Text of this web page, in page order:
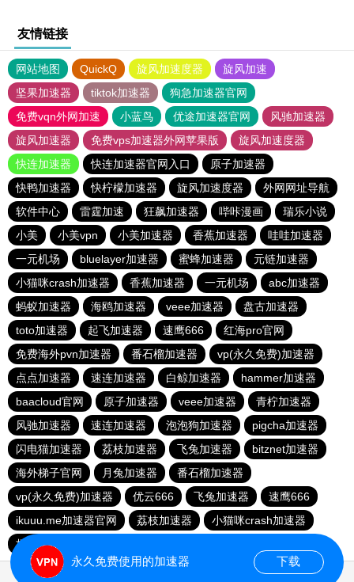
友情链接
网站地图 QuickQ 旋风加速度器
旋风加速
坚果加速器
tiktok加速器
狗急加速器官网
免费vqn外网加速
小蓝鸟 优途加速器官网
风驰加速器
旋风加速器
免费vps加速器外网苹果版
旋风加速度器
快连加速器
快连加速器官网入口
原子加速器
快鸭加速器
快柠檬加速器 旋风加速度器
外网网址导航
软件中心
雷霆加速 狂飙加速器 哔咔漫画
瑞乐小说
小美
小美vpn 小美加速器 香蕉加速器
哇哇加速器
一元机场
bluelayer加速器 蜜蜂加速器
元链加速器
小猫咪crash加速器
香蕉加速器 一元机场
abc加速器
蚂蚁加速器
海鸥加速器 veee加速器
盘古加速器
toto加速器
起飞加速器 速鹰666
红海pro官网
免费海外pvn加速器
番石榴加速器
vp(永久免费)加速器
点点加速器
速连加速器 白鲸加速器
hammer加速器
baacloud官网
原子加速器 veee加速器
青柠加速器
风驰加速器
速连加速器 泡泡狗加速器
pigcha加速器
闪电猫加速器
荔枝加速器 飞兔加速器
bitznet加速器
海外梯子官网
月兔加速器
番石榴加速器
vp(永久免费)加速器
优云666 飞兔加速器
速鹰666
ikuuu.me加速器官网
荔枝加速器
小猫咪crash加速器
极风加速器
永久免费使用的加速器 下载